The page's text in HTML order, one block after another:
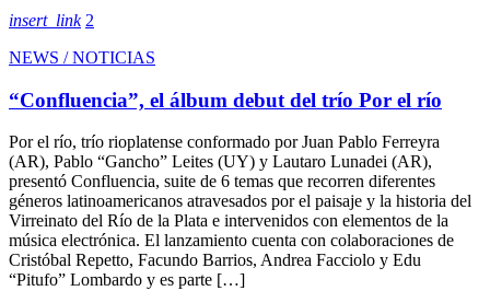
insert_link 2
NEWS / NOTICIAS
“Confluencia”, el álbum debut del trío Por el río
Por el río, trío rioplatense conformado por Juan Pablo Ferreyra
(AR), Pablo “Gancho” Leites (UY) y Lautaro Lunadei (AR),
presentó Confluencia, suite de 6 temas que recorren diferentes
géneros latinoamericanos atravesados por el paisaje y la historia del
Virreinato del Río de la Plata e intervenidos con elementos de la
música electrónica. El lanzamiento cuenta con colaboraciones de
Cristóbal Repetto, Facundo Barrios, Andrea Facciolo y Edu
“Pitufo” Lombardo y es parte […]